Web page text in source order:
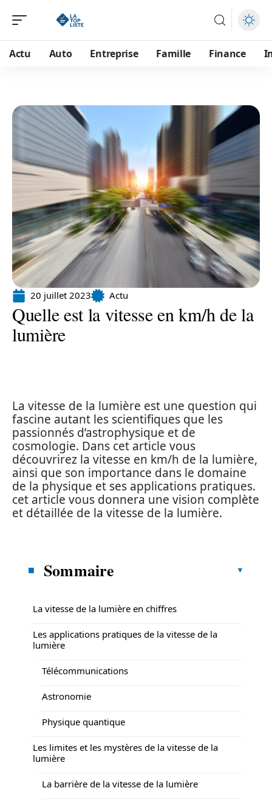
Actu Auto Entreprise Famille Finance
20 juillet 2023 Actu
Quelle est la vitesse en km/h de la
lumière
La vitesse de la lumière est une question qui
fascine autant les scientifiques que les
passionnés d’astrophysique et de
cosmologie. Dans cet article vous
découvrirez la vitesse en km/h de la lumière,
ainsi que son importance dans le domaine
de la physique et ses applications pratiques.
cet article vous donnera une vision complète
et détaillée de la vitesse de la lumière.
Sommaire
La vitesse de la lumière en chiffres
Les applications pratiques de la vitesse de la
lumière
Télécommunications
Astronomie
Physique quantique
Les limites et les mystères de la vitesse de la
lumière
La barrière de la vitesse de la lumière